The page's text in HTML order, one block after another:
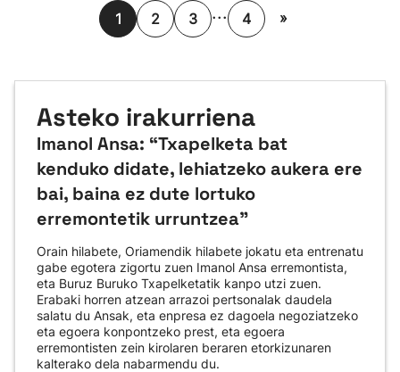
1 2 3 ... 4 »
Asteko irakurriena
Imanol Ansa: “Txapelketa bat
kenduko didate, lehiatzeko aukera ere
bai, baina ez dute lortuko
erremontetik urruntzea"
Orain hilabete, Oriamendik hilabete jokatu eta entrenatu
gabe egotera zigortu zuen Imanol Ansa erremontista,
eta Buruz Buruko Txapelketatik kanpo utzi zuen.
Erabaki horren atzean arrazoi pertsonalak daudela
salatu du Ansak, eta enpresa ez dagoela negoziatzeko
eta egoera konpontzeko prest, eta egoera
erremontisten zein kirolaren beraren etorkizunaren
kalterako dela nabarmendu du.